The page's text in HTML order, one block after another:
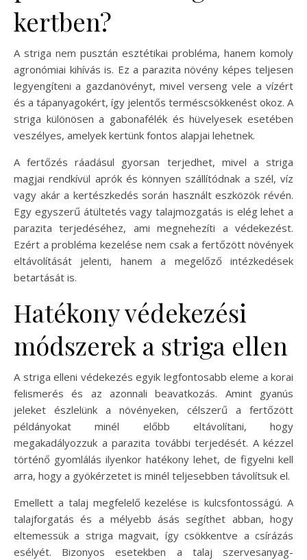
kertben?
A striga nem pusztán esztétikai probléma, hanem komoly
agronómiai kihívás is. Ez a parazita növény képes teljesen
legyengíteni a gazdanövényt, mivel verseng vele a vízért
és a tápanyagokért, így jelentős terméscsökkenést okoz. A
striga különösen a gabonafélék és hüvelyesek esetében
veszélyes, amelyek kertünk fontos alapjai lehetnek.
A fertőzés ráadásul gyorsan terjedhet, mivel a striga
magjai rendkívül aprók és könnyen szállítódnak a szél, víz
vagy akár a kertészkedés során használt eszközök révén.
Egy egyszerű átültetés vagy talajmozgatás is elég lehet a
parazita terjedéséhez, ami megnehezíti a védekezést.
Ezért a probléma kezelése nem csak a fertőzött növények
eltávolítását jelenti, hanem a megelőző intézkedések
betartását is.
Hatékony védekezési
módszerek a striga ellen
A striga elleni védekezés egyik legfontosabb eleme a korai
felismerés és az azonnali beavatkozás. Amint gyanús
jeleket észlelünk a növényeken, célszerű a fertőzött
példányokat minél előbb eltávolítani, hogy
megakadályozzuk a parazita további terjedését. A kézzel
történő gyomlálás ilyenkor hatékony lehet, de figyelni kell
arra, hogy a gyökérzetet is minél teljesebben távolítsuk el.
Emellett a talaj megfelelő kezelése is kulcsfontosságú. A
talajforgatás és a mélyebb ásás segíthet abban, hogy
eltemessük a striga magvait, így csökkentve a csírázás
esélyét. Bizonyos esetekben a talaj szervesanyag-